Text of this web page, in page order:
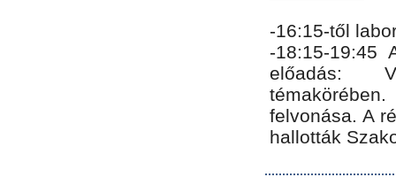
-16:15-től
-18:15-19:45
előadás:
felvonása. A
hallották